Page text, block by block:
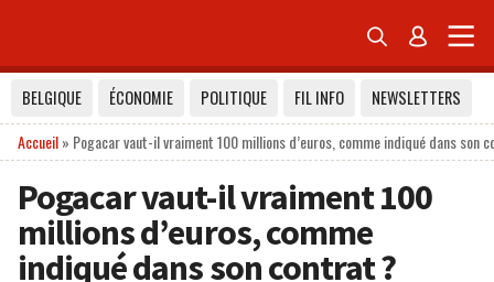
 
BELGIQUE ÉCONOMIE POLITIQUE FIL INFO
NEWSLETTERS
Accueil» Pogacar vaut-il vraiment 100 millions d’euros, comme indiqué dans son
Pogacar vaut-il vraiment 100
millions d’euros, comme
indiqué dans son contrat ?